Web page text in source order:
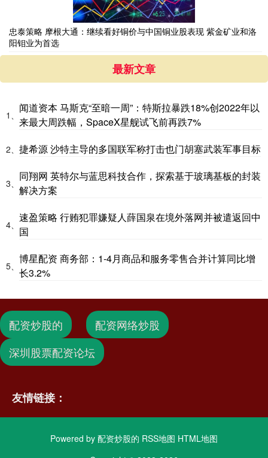
忠泰策略 摩根大通：继续看好铜价与中国铜业股表现 紫金矿业和洛
阳钼业为首选
最新文章
1、
闻道资本 马斯克“至暗一周”：特斯拉暴跌18%创2022年以
来最大周跌幅，SpaceX星舰试飞前再跌7%
2、 捷希源 沙特主导的多国联军称打击也门胡塞武装军事目标
3、
同翔网 英特尔与蓝思科技合作，探索基于玻璃基板的封装
解决方案
4、
速盈策略 行贿犯罪嫌疑人薛国泉在境外落网并被遣返回中
国
5、
博星配资 商务部：1-4月商品和服务零售合并计算同比增
长3.2%
配资炒股的
配资网络炒股
深圳股票配资论坛
友情链接：
Powered by 配资炒股的 RSS地图 HTML地图